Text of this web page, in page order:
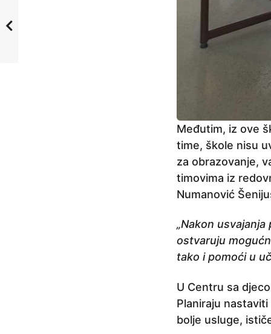
Međutim, iz ove
time, škole nisu
za obrazovanje,
timovima iz
Numanović
„Nakon
ostvaruju
tako i pomoći u
U Centru sa
Planiraju
bolje usluge,